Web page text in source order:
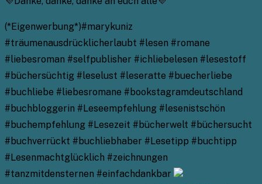
(*Eigenwerbung*)#marykuniz
#träumenausdrücklicherlaubt #lesen #romane
#liebesroman #selfpublisher #ichliebelesen #lesestoff
#büchersüchtig #leselust #leseratte #buecherliebe
#buchliebe #liebesromane #bookstagramdeutschland
#buchbloggerin #Leseempfehlung #lesenistschön
#buchempfehlung #Lesezeit #bücherwelt #büchersucht
#buchverrückt #buchliebhaber #Lesetipp #buchtipp
#Lesenmachtglücklich #zeichnungen
#tanzmitdensternen #einfachdankbar